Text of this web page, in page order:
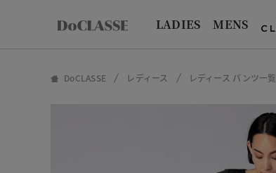
LADIES MENS
DoCLASSE レディース レディース パンツ一覧